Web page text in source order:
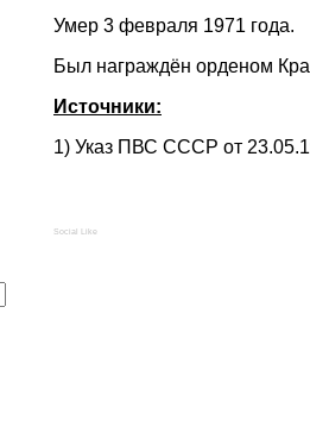
Умер 3 февраля 1971 года.
Был награждён орденом
Источники:
1) Указ ПВС СССР от
Social Like